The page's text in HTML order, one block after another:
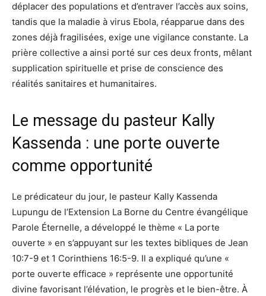
déplacer des populations et d’entraver l’accès aux soins,
tandis que la maladie à virus Ebola, réapparue dans des
zones déjà fragilisées, exige une vigilance constante. La
prière collective a ainsi porté sur ces deux fronts, mêlant
supplication spirituelle et prise de conscience des
réalités sanitaires et humanitaires.
Le message du pasteur Kally
Kassenda : une porte ouverte
comme opportunité
Le prédicateur du jour, le pasteur Kally Kassenda
Lupungu de l’Extension La Borne du Centre évangélique
Parole Éternelle, a développé le thème « La porte
ouverte » en s’appuyant sur les textes bibliques de Jean
10:7-9 et 1 Corinthiens 16:5-9. Il a expliqué qu’une «
porte ouverte efficace » représente une opportunité
divine favorisant l’élévation, le progrès et le bien-être. À